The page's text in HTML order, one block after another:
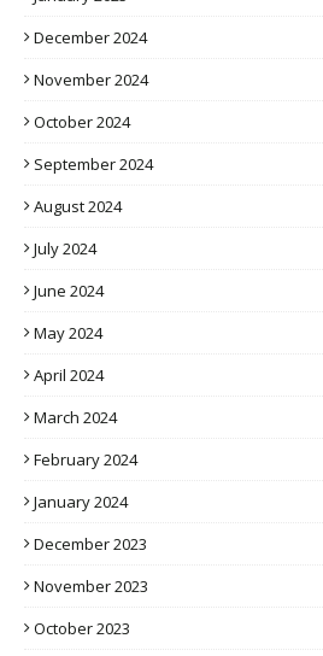
December 2024
November 2024
October 2024
September 2024
August 2024
July 2024
June 2024
May 2024
April 2024
March 2024
February 2024
January 2024
December 2023
November 2023
October 2023